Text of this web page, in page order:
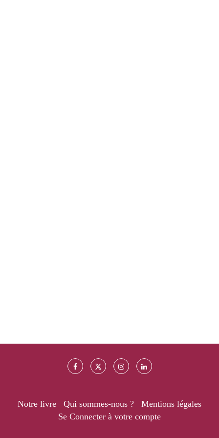
Notre livre Qui sommes-nous ?
Mentions légales
Se Connecter à votre compte